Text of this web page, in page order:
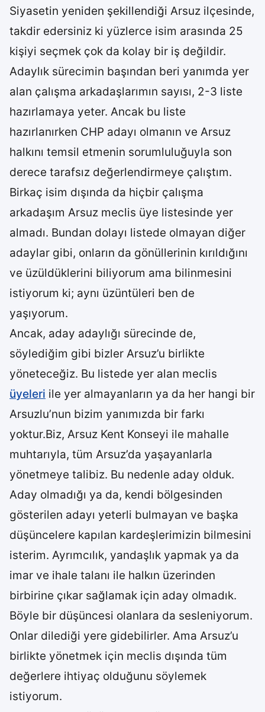
Siyasetin yeniden şekillendiği Arsuz ilçesinde,
takdir edersiniz ki yüzlerce isim arasında 25
kişiyi seçmek çok da kolay bir iş değildir.
Adaylık sürecimin başından beri yanımda yer
alan çalışma arkadaşlarımın sayısı, 2-3 liste
hazırlamaya yeter. Ancak bu liste
hazırlanırken CHP adayı olmanın ve Arsuz
halkını temsil etmenin sorumluluğuyla son
derece tarafsız değerlendirmeye çalıştım.
Birkaç isim dışında da hiçbir çalışma
arkadaşım Arsuz meclis üye listesinde yer
almadı. Bundan dolayı listede olmayan diğer
adaylar gibi, onların da gönüllerinin kırıldığını
ve üzüldüklerini biliyorum ama bilinmesini
istiyorum ki; aynı üzüntüleri ben de
yaşıyorum.
Ancak, aday adaylığı sürecinde de,
söylediğim gibi bizler Arsuz’u birlikte
yöneteceğiz. Bu listede yer alan meclis
üyeleri ile yer almayanların ya da her hangi bir
Arsuzlu’nun bizim yanımızda bir farkı
yoktur.Biz, Arsuz Kent Konseyi ile mahalle
muhtarıyla, tüm Arsuz’da yaşayanlarla
yönetmeye talibiz. Bu nedenle aday olduk.
Aday olmadığı ya da, kendi bölgesinden
gösterilen adayı yeterli bulmayan ve başka
düşüncelere kapılan kardeşlerimizin bilmesini
isterim. Ayrımcılık, yandaşlık yapmak ya da
imar ve ihale talanı ile halkın üzerinden
birbirine çıkar sağlamak için aday olmadık.
Böyle bir düşüncesi olanlara da sesleniyorum.
Onlar dilediği yere gidebilirler. Ama Arsuz’u
birlikte yönetmek için meclis dışında tüm
değerlere ihtiyaç olduğunu söylemek
istiyorum.